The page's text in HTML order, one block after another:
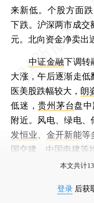
来新低。个股方面
下跌。沪深两市成交
元。北向资金净卖出
中证金融下调转
大涨，午后逐渐走低
医美股跌幅较大， 朗
低迷，贵州茅台盘
附近。风电、绿电、
发恒业、 金开新能等
国交建
中国电建等
本文共计
登录 后获